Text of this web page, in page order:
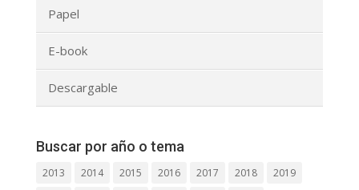
Papel
E-book
Descargable
Buscar por año o tema
2013 2014 2015 2016 2017 2018
2019